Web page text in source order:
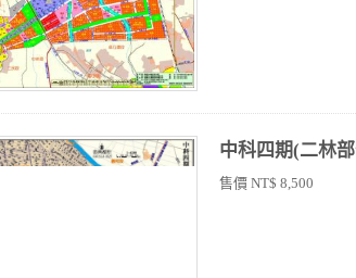
中科四期(二林
售價 NT$ 8,500